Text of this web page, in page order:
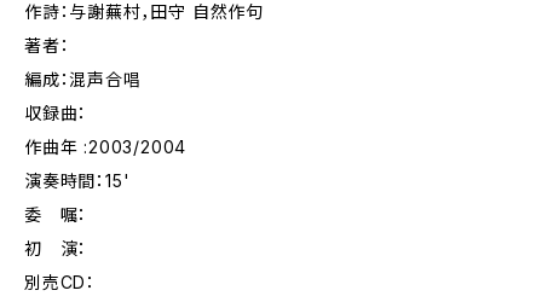
作詩：与謝蕪村，田守 自然作句
著者：
編成：混声合唱
収録曲：
作曲年 :2003/2004
演奏時間：15'
委 嘱：
初 演：
別売CD：